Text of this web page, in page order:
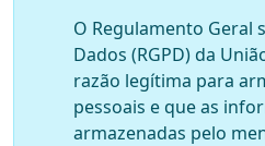
O Regulamento Geral
Dados (RGPD) da
razão legítima para
pessoais e que as
armazenadas pelo